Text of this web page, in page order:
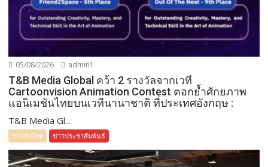
05/08/2026 admin1
T&B Media Global คว้า 2 รางวัลจากเวที
Cartoonvision Animation Contest ตอกย้ำศักยภาพ
แอนิเมชันไทยบนเวทีนานาชาติ ที่ประเทศอังกฤษ :
T&B Media Gl...
ข่าวทั่วไทย ข่าวประชาสัมพันธ์